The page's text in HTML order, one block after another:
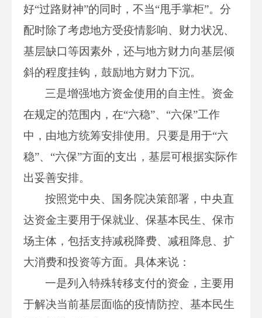
好“过路财神”的同时，不当“甩手掌柜”。分
配时除了考虑地方受疫情影响、财力状况、
基层缺口等因素外，还与地方财力向基层倾
斜的程度挂钩，鼓励地方财力下沉。
三是增强地方资金使用的自主性。资金
在规定的范围内，在“六稳”、“六保”工作
中，由地方统筹安排使用。只要是用于“六
稳”、“六保”方面的支出，基层可根据实际作
出妥善安排。
按照党中央、国务院决策部署，中央直
达资金主要用于保就业、保基本民生、保市
场主体，包括支持减税降费、减租降息、扩
大消费和投资等方面。具体来说：
一是列入特殊转移支付的资金，主要用
于解决当前基层面临的疫情防控、基本民生